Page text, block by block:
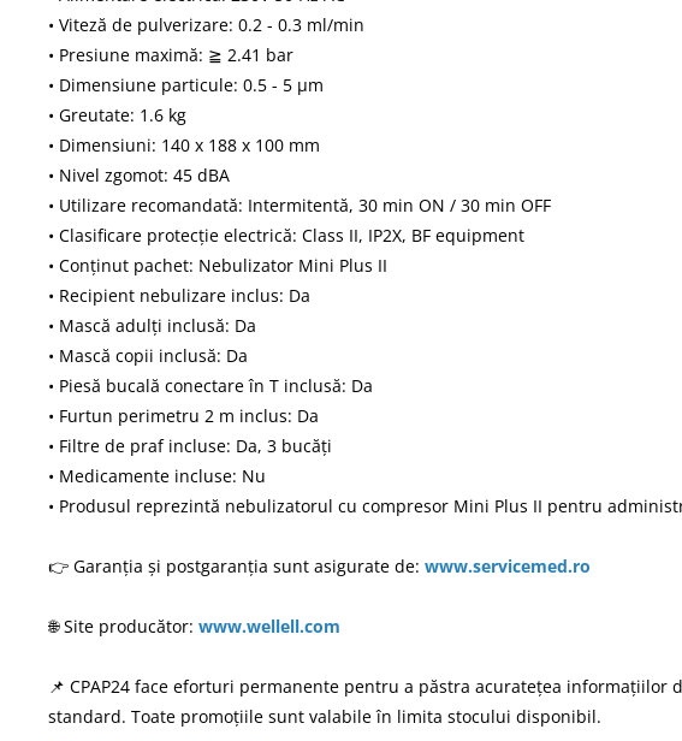
• Viteză de pulverizare: 0.2 - 0.3 ml/min
• Presiune maximă: ≧ 2.41 bar
• Dimensiune particule: 0.5 - 5 μm
• Greutate: 1.6 kg
• Dimensiuni: 140 x 188 x 100 mm
• Nivel zgomot: 45 dBA
• Utilizare recomandată: Intermitentă, 30 min ON / 30 min OFF
• Clasificare protecție electrică: Class II, IP2X, BF equipment
• Conținut pachet: Nebulizator Mini Plus II
• Recipient nebulizare inclus: Da
• Mască adulți inclusă: Da
• Mască copii inclusă: Da
• Piesă bucală conectare în T inclusă: Da
• Furtun perimetru 2 m inclus: Da
• Filtre de praf incluse: Da, 3 bucăți
• Medicamente incluse: Nu
• Produsul reprezintă nebulizatorul cu compresor Mini Plus II pentru
👉 Garanția și postgaranția sunt asigurate de: www.servicemed.ro
🌐 Site producător: www.wellell.com
📌 CPAP24 face eforturi permanente pentru a păstra acuratețea
standard. Toate promoțiile sunt valabile în limita stocului disponibil.